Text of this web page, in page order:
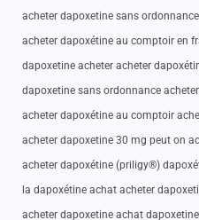
acheter dapoxetine sans
acheter dapoxétine au comptoir en
dapoxetine acheter acheter
dapoxetine sans ordonnance
acheter dapoxétine au comptoir
acheter dapoxetine 30 mg peut on
acheter dapoxétine (priligy®)
la dapoxétine achat acheter
acheter dapoxetine achat dapoxetine